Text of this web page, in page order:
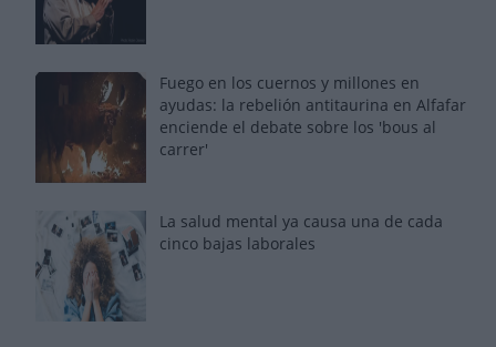
Fuego en los cuernos y millones en
ayudas: la rebelión antitaurina en Alfafar
enciende el debate sobre los 'bous al
carrer'
La salud mental ya causa una de cada
cinco bajas laborales